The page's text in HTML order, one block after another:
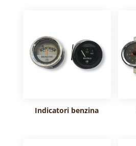
Indicatori benzina